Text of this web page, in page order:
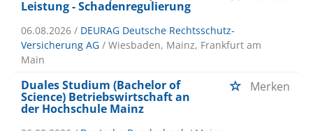
Leistung - Schadenregulierung
06.08.2026 / DEURAG Deutsche Rechtsschutz-
Versicherung AG / Wiesbaden, Mainz, Frankfurt am
Main
Duales Studium (Bachelor of
Science) Betriebswirtschaft an
der Hochschule Mainz
Merken